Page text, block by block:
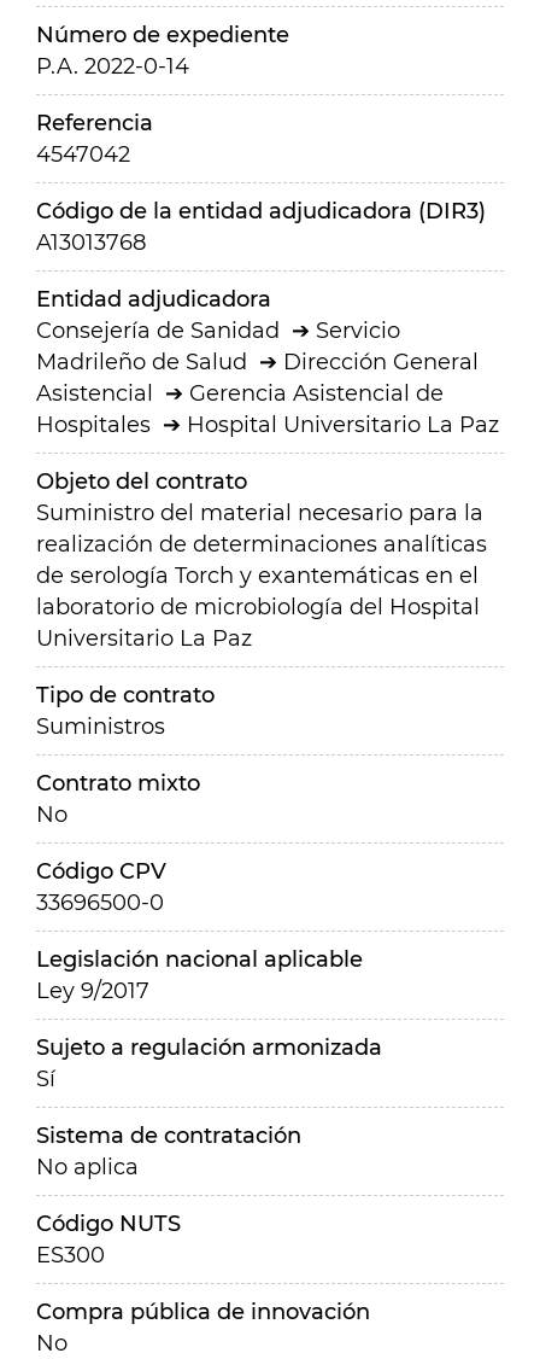
Número de expediente
P.A. 2022-0-14
Referencia
4547042
Código de la entidad adjudicadora (DIR3)
A13013768
Entidad adjudicadora
Consejería de Sanidad
Servicio
Madrileño de Salud
Dirección General
Asistencial
Gerencia Asistencial de
Hospitales
Hospital Universitario La Paz
Objeto del contrato
Suministro del material necesario para la
realización de determinaciones analíticas
de serología Torch y exantemáticas en el
laboratorio de microbiología del Hospital
Universitario La Paz
Tipo de contrato
Suministros
Contrato mixto
No
Código CPV
33696500-0
Legislación nacional aplicable
Ley 9/2017
Sujeto a regulación armonizada
Sí
Sistema de contratación
No aplica
Código NUTS
ES300
Compra pública de innovación
No